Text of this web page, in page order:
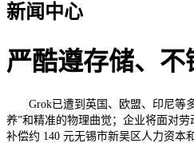
新闻中心
严酷遵存储、不
Grok已遭到英国、欧盟、印尼等
养”和精准的物理曲觉；企业将面对
补偿约 140 元无锡市新吴区人力资本